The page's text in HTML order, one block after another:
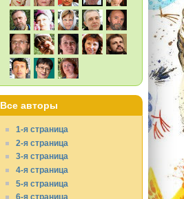
Все авторы
1-я страница
2-я страница
3-я страница
4-я страница
5-я страница
6-я страница